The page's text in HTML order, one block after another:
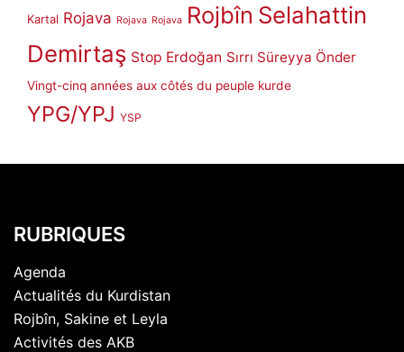
Kartal Rojava Rojava Rojava Rojbîn Selahattin
Demirtaş Stop Erdoğan Sırrı Süreyya Önder
Vingt-cinq années aux côtés du peuple kurde
YPG/YPJ YSP
RUBRIQUES
Agenda
Actualités du Kurdistan
Rojbîn, Sakine et Leyla
Activités des AKB